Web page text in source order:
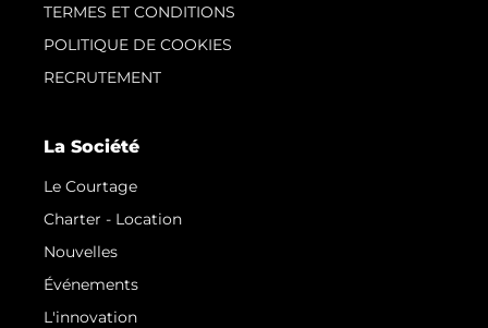
TERMES ET CONDITIONS
POLITIQUE DE COOKIES
RECRUTEMENT
La Société
Le Courtage
Charter - Location
Nouvelles
Événements
L'innovation